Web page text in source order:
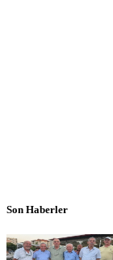
Son Haberler